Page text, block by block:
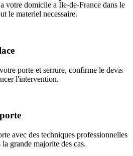
votre domicile a Île-de-France dans le
le materiel necessaire.
porte et serrure, confirme le devis
l'intervention.
avec des techniques professionnelles
grande majorite des cas.